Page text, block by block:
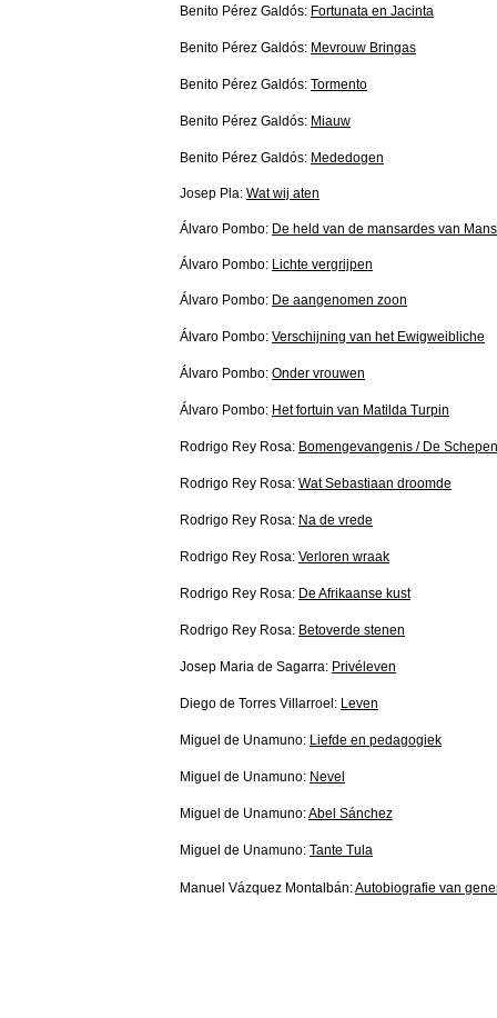
Benito Pérez Galdós: Fortunata en Jacinta
Benito Pérez Galdós: Mevrouw Bringas
Benito Pérez Galdós: Tormento
Benito Pérez Galdós: Miauw
Benito Pérez Galdós: Mededogen
Josep Pla: Wat wij aten
Álvaro Pombo: De held van de mansardes van
Álvaro Pombo: Lichte vergrijpen
Álvaro Pombo: De aangenomen zoon
Álvaro Pombo: Verschijning van het Ewigweibliche
Álvaro Pombo: Onder vrouwen
Álvaro Pombo: Het fortuin van Matilda Turpin
Rodrigo Rey Rosa: Bomengevangenis / De
Rodrigo Rey Rosa: Wat Sebastiaan droomde
Rodrigo Rey Rosa: Na de vrede
Rodrigo Rey Rosa: Verloren wraak
Rodrigo Rey Rosa: De Afrikaanse kust
Rodrigo Rey Rosa: Betoverde stenen
Josep Maria de Sagarra: Privéleven
Diego de Torres Villarroel: Leven
Miguel de Unamuno: Liefde en pedagogiek
Miguel de Unamuno: Nevel
Miguel de Unamuno:Abel Sánchez
Miguel de Unamuno: Tante Tula
Manuel Vázquez Montalbán:Autobiografie van